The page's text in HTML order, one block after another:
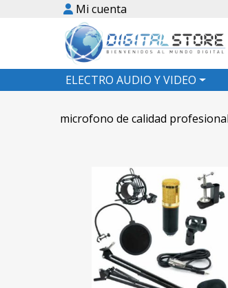
Mi cuenta
ELECTRO AUDIO Y VIDEO
microfono de calidad